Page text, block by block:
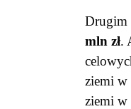
Drugim
mln zł.
ziemi w
ziemi w